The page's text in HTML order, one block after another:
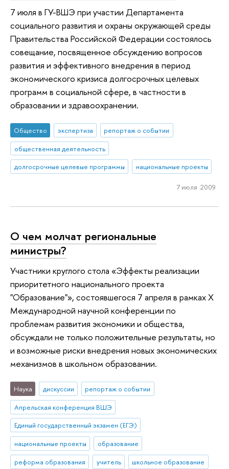
7 июля в ГУ-ВШЭ при участии Департамента
социального развития и охраны окружающей среды
Правительства Российской Федерации состоялось
совещание, посвященное обсуждению вопросов
развития и эффективного внедрения в период
экономического кризиса долгосрочных целевых
программ в социальной сфере, в частности в
образовании и здравоохранении.
Общество экспертиза
репортаж о событии
общественная деятельность
долгосрочные целевые программы
национальные проекты
7 июля 2009
О чем молчат региональные
министры?
Участники круглого стола «Эффекты реализации
приоритетного национального проекта
"Образование"», состоявшегося 7 апреля в рамках X
Международной научной конференции по
проблемам развития экономики и общества,
обсуждали не только положительные результаты, но
и возможные риски внедрения новых экономических
механизмов в школьном образовании.
Наука дискуссии
репортаж о событии
Апрельская конференция ВШЭ
Единый государственный экзамен (ЕГЭ)
национальные проекты
образование
реформа образования
учитель школьное образование